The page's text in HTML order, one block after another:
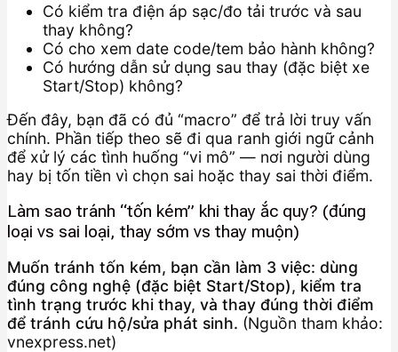
Có kiểm tra điện áp sạc/đo tải trước và sau
thay không?
Có cho xem date code/tem bảo hành không?
Có hướng dẫn sử dụng sau thay (đặc biệt xe
Start/Stop) không?
Đến đây, bạn đã có đủ “macro” để trả lời truy vấn
chính. Phần tiếp theo sẽ đi qua ranh giới ngữ cảnh
để xử lý các tình huống “vi mô” — nơi người dùng
hay bị tốn tiền vì chọn sai hoặc thay sai thời điểm.
Làm sao tránh “tốn kém” khi thay ắc quy? (đúng
loại vs sai loại, thay sớm vs thay muộn)
Muốn tránh tốn kém, bạn cần làm 3 việc: dùng
đúng công nghệ (đặc biệt Start/Stop), kiểm tra
tình trạng trước khi thay, và thay đúng thời điểm
để tránh cứu hộ/sửa phát sinh. (Nguồn tham khảo:
vnexpress.net)